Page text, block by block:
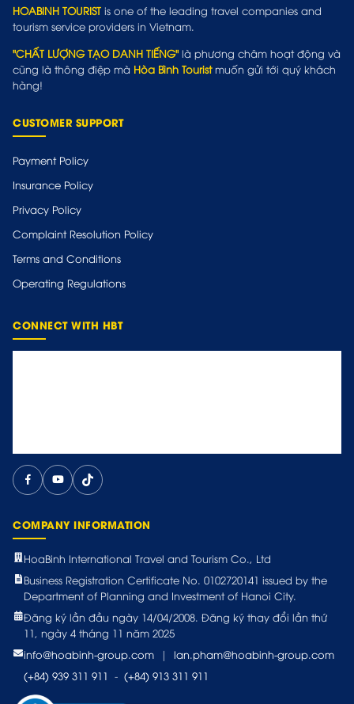
HOABINH TOURIST is one of the leading travel companies and
tourism service providers in Vietnam.
"CHẤT LƯỢNG TẠO DANH TIẾNG" là phương châm hoạt động và
cũng là thông điệp mà Hòa Bình Touristmuốn gửi tới quý khách
hàng!
CUSTOMER SUPPORT
Payment Policy
Insurance Policy
Privacy Policy
Complaint Resolution Policy
Terms and Conditions
Operating Regulations
CONNECT WITH HBT
COMPANY INFORMATION
HoaBinh International Travel and Tourism Co., Ltd
Business Registration Certificate No. 0102720141 issued by the
Department of Planning and Investment of Hanoi City.
Đăng ký lần đầu ngày 14/04/2008. Đăng ký thay đổi lần thứ
11, ngày 4 tháng 11 năm 2025
info@hoabinh-group.com
|
lan.pham@hoabinh-group.com
(+84) 939 311 911 - (+84) 913 311 911